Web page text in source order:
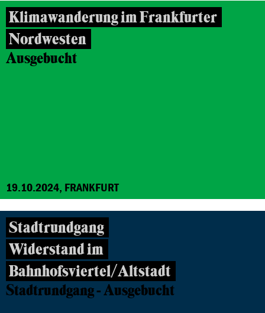
Klimawanderung im Frankfurter
Nordwesten
Ausgebucht
19.10.2024, FRANKFURT
Stadtrundgang
Widerstand im
Bahnhofsviertel/Altstadt
Stadtrundgang - Ausgebucht